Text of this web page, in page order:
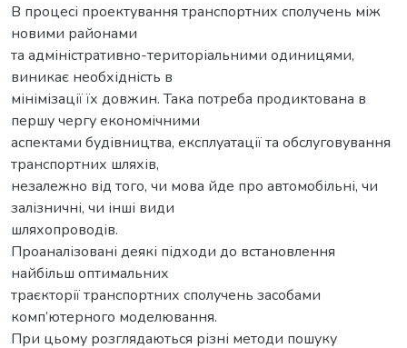
В процесі проектування транспортних сполучень між
новими районами
та адміністративно-територіальними одиницями,
виникає необхідність в
мінімізації їх довжин. Така потреба продиктована в
першу чергу економічними
аспектами будівництва, експлуатації та обслуговування
транспортних шляхів,
незалежно від того, чи мова йде про автомобільні, чи
залізничні, чи інші види
шляхопроводів.
Проаналізовані деякі підходи до встановлення
найбільш оптимальних
траєкторії транспортних сполучень засобами
комп’ютерного моделювання.
При цьому розглядаються різні методи пошуку